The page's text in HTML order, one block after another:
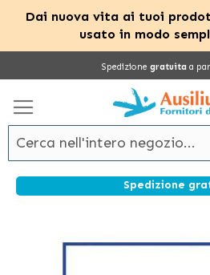
Dai nuova vita ai tuoi
usato in modo
Spedizione gratuita a
Spedizione